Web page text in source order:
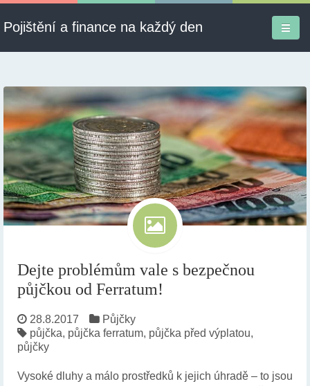
Pojištění a finance na každý den
Informace
Pojištění
Půjčky
Ekonomika
Dejte problémům vale s bezpečnou
půjčkou od Ferratum!
28.8.2017
Půjčky
půjčka, půjčka ferratum, půjčka před výplatou,
půjčky
Vysoké dluhy a málo prostředků k jejich úhradě – to jsou